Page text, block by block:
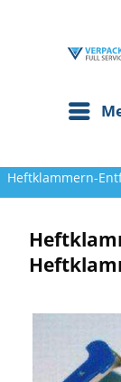
Heftklammern-